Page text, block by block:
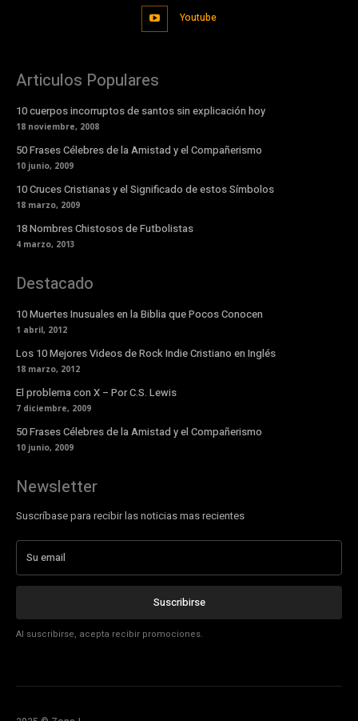
Youtube
Articulos Populares
10 cuerpos incorruptos de santos sin explicación hoy
18 noviembre, 2008
50 Frases Célebres de la Amistad y el Compañerismo
10 junio, 2009
10 Cruces Cristianas y el Significado de estos Símbolos
18 marzo, 2009
18 Nombres Chistosos de Futbolistas
4 marzo, 2013
Destacado
10 Muertes Inusuales en la Biblia que Pocos Conocen
1 abril, 2012
Los 10 Mejores Videos de Rock Indie Cristiano en Inglés
18 marzo, 2012
El problema con X – Por C.S. Lewis
7 diciembre, 2009
50 Frases Célebres de la Amistad y el Compañerismo
10 junio, 2009
Newsletter
Suscríbase para recibir las noticias mas recientes
Suscribirse
Al suscribirse, acepta recibir promociones.